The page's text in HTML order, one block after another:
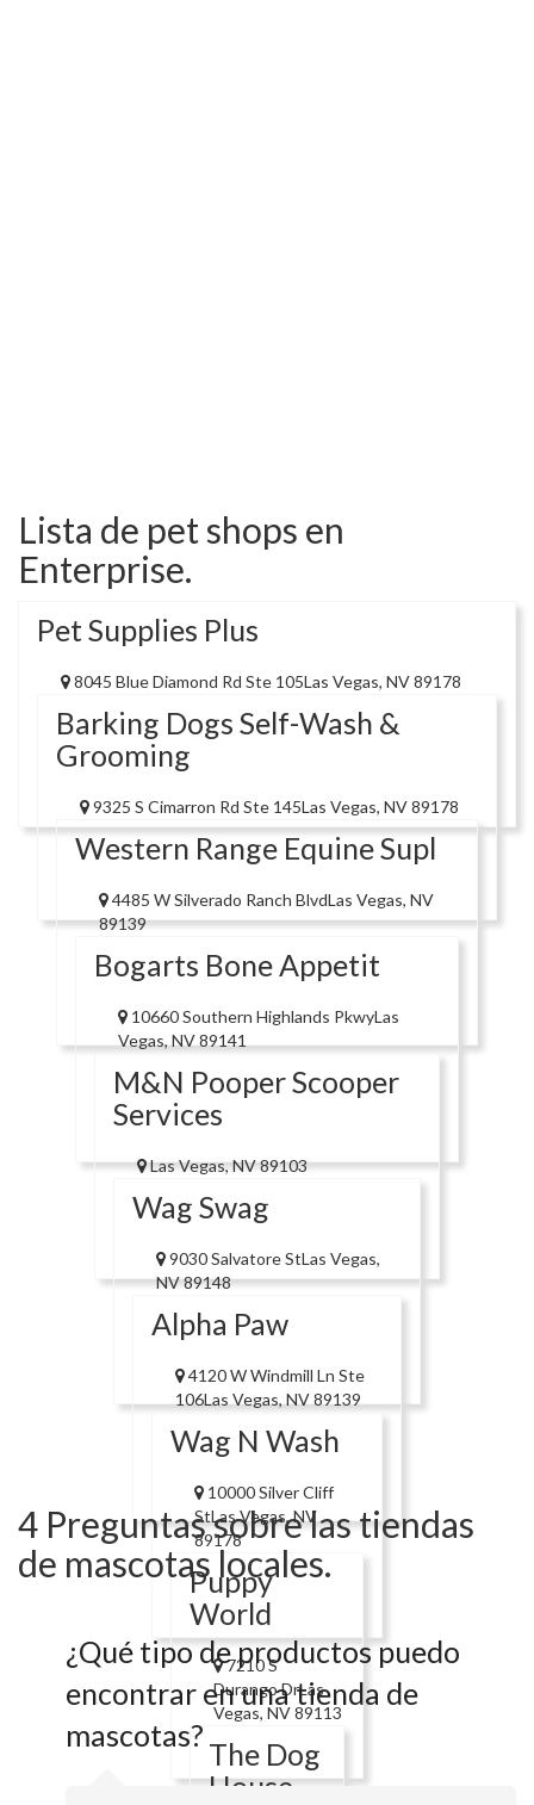
Lista de pet shops en
Enterprise.
Pet Supplies Plus
8045 Blue Diamond Rd Ste 105Las Vegas, NV 89178
Barking Dogs Self-Wash &
Grooming
9325 S Cimarron Rd Ste 145Las Vegas, NV 89178
Western Range Equine Supl
4485 W Silverado Ranch BlvdLas Vegas, NV
89139
Bogarts Bone Appetit
10660 Southern Highlands PkwyLas
Vegas, NV 89141
M&N Pooper Scooper
Services
Las Vegas, NV 89103
Wag Swag
9030 Salvatore StLas Vegas,
NV 89148
Alpha Paw
4120 W Windmill Ln Ste
106Las Vegas, NV 89139
Wag N Wash
10000 Silver Cliff
StLas Vegas, NV
89178
Puppy
World
7210 S
Durango DrLas
Vegas, NV 89113
The Dog
House
4 Preguntas sobre las tiendas
de mascotas locales.
¿Qué tipo de productos puedo
encontrar en una tienda de
mascotas?